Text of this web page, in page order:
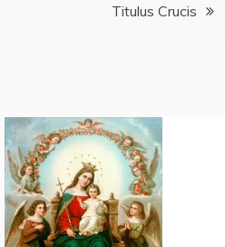
Titulus Crucis